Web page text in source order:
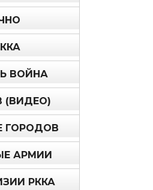
ВОЙНА
(ВИДЕО)
ГОРОДОВ
АРМИИ
РККА